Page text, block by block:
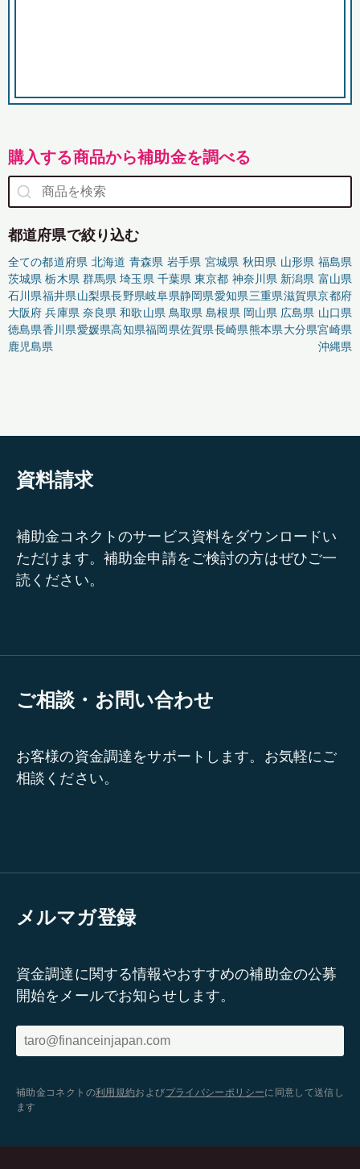
購入する商品から補助金を調べる
都道府県で絞り込む
全ての都道府県 北海道 青森県 岩手県 宮城県 秋田県 山形県 福島県
茨城県 栃木県 群馬県 埼玉県 千葉県 東京都 神奈川県 新潟県 富山県
石川県福井県山梨県長野県岐阜県静岡県愛知県三重県滋賀県京都府
大阪府 兵庫県 奈良県 和歌山県 鳥取県 島根県 岡山県 広島県 山口県
徳島県香川県愛媛県高知県福岡県佐賀県長崎県熊本県大分県宮崎県
鹿児島県
沖縄県
資料請求
補助金コネクトのサービス資料をダウンロードい
ただけます。補助金申請をご検討の方はぜひご一
読ください。
ご相談・お問い合わせ
お客様の資金調達をサポートします。お気軽にご
相談ください。
メルマガ登録
資金調達に関する情報やおすすめの補助金の公募
開始をメールでお知らせします。
補助金コネクトの利用規約およびプライバシーポリシーに同意して送信し
ます